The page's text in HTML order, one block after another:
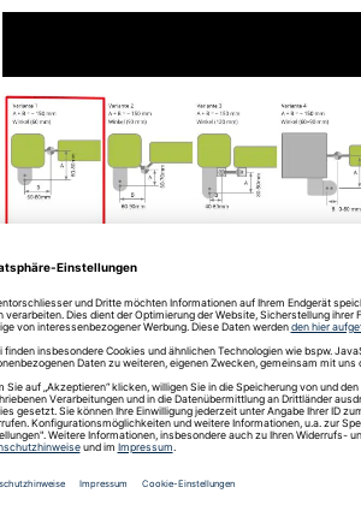
III. 5 Montageschritte zum
Winkel 1 pfostenseitig einmessen